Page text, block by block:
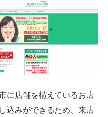
に店舗を構えているお店
込みができるため、来店